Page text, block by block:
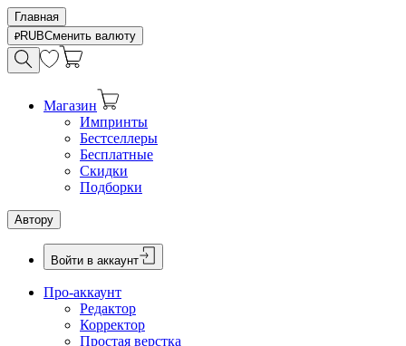
Главная
RUBСменить валюту
Магазин
Импринты
Бестселлеры
Бесплатные
Скидки
Подборки
Автору
Войти в аккаунт
Про-аккаунт
Редактор
Корректор
Простая верстка